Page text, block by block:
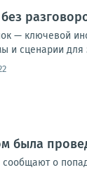
— ключевой
и сценарии для
была
о